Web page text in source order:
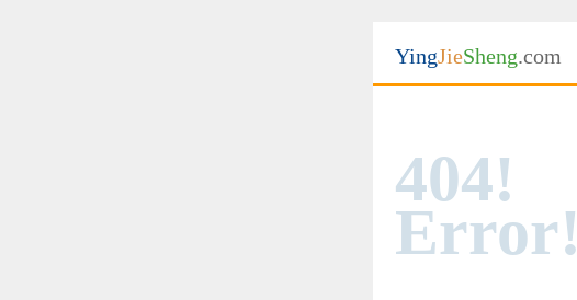
YingJieSheng.com
404!
Error!